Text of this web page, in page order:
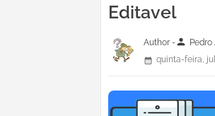
Editavel
Author -person Pedro
quinta-feira,